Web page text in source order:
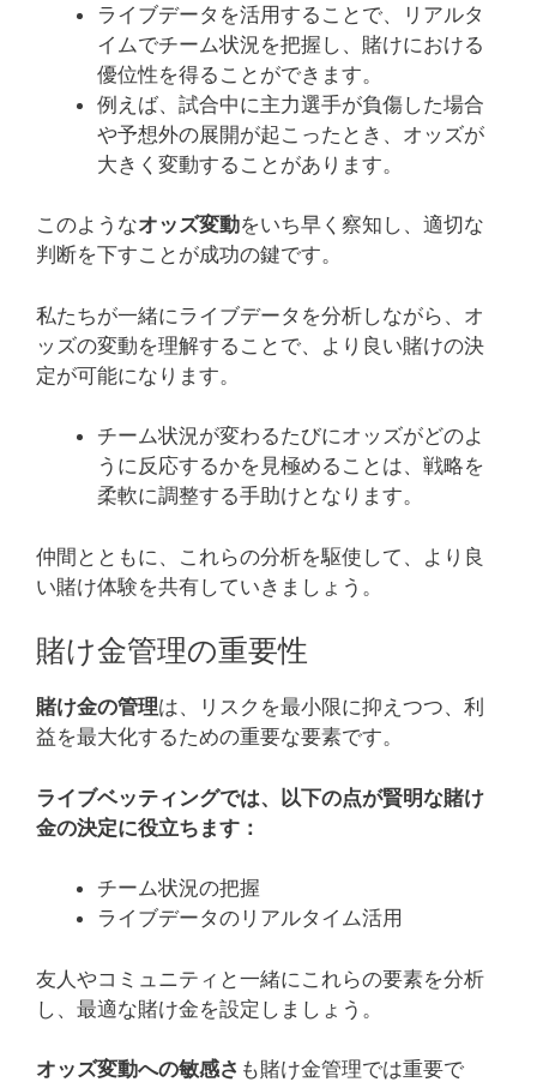
ライブデータを活用することで、リアルタ
イムでチーム状況を把握し、賭けにおける
優位性を得ることができます。
例えば、試合中に主力選手が負傷した場合
や予想外の展開が起こったとき、オッズが
大きく変動することがあります。
このようなオッズ変動をいち早く察知し、適切な
判断を下すことが成功の鍵です。
私たちが一緒にライブデータを分析しながら、オ
ッズの変動を理解することで、より良い賭けの決
定が可能になります。
チーム状況が変わるたびにオッズがどのよ
うに反応するかを見極めることは、戦略を
柔軟に調整する手助けとなります。
仲間とともに、これらの分析を駆使して、より良
い賭け体験を共有していきましょう。
賭け金管理の重要性
賭け金の管理は、リスクを最小限に抑えつつ、利
益を最大化するための重要な要素です。
ライブベッティングでは、以下の点が賢明な賭け
金の決定に役立ちます：
チーム状況の把握
ライブデータのリアルタイム活用
友人やコミュニティと一緒にこれらの要素を分析
し、最適な賭け金を設定しましょう。
オッズ変動への敏感さ も賭け金管理では重要で